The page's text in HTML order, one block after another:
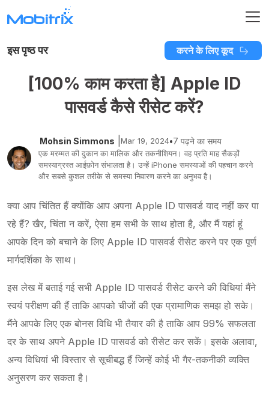
इस पृष्ठ पर करने के लिए कूद
[100% काम करता है] Apple ID
पासवर्ड कैसे रीसेट करें?
Mohsin Simmons Mar 19, 2024•7 पढ़ने का समय
एक मरम्मत की दुकान का मालिक और तकनीशियन। वह प्रति माह सैकड़ों
समस्याग्रस्त आईफ़ोन संभालता है। उन्हें iPhone समस्याओं की पहचान करने
और सबसे कुशल तरीके से समस्या निवारण करने का अनुभव है।
क्या आप चिंतित हैं क्योंकि आप अपना Apple ID पासवर्ड याद नहीं कर पा
रहे हैं? खैर, चिंता न करें, ऐसा हम सभी के साथ होता है, और मैं यहां हूं
आपके दिन को बचाने के लिए Apple ID पासवर्ड रीसेट करने पर एक पूर्ण
मार्गदर्शिका के साथ।
इस लेख में बताई गई सभी Apple ID पासवर्ड रीसेट करने की विधियां मैंने
स्वयं परीक्षण की हैं ताकि आपको चीजों की एक प्रामाणिक समझ हो सके।
मैंने आपके लिए एक बोनस विधि भी तैयार की है ताकि आप 99% सफलता
दर के साथ अपने Apple ID पासवर्ड को रीसेट कर सकें। इसके अलावा,
अन्य विधियां भी विस्तार से सूचीबद्ध हैं जिन्हें कोई भी गैर-तकनीकी व्यक्ति
अनुसरण कर सकता है।